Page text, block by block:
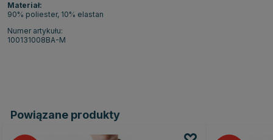
Materiał:
90% poliester, 10% elastan
Numer artykułu:
100131008BA-M
Powiązane produkty